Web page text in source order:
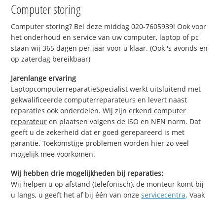
Computer storing
Computer storing? Bel deze middag 020-7605939! Ook voor
het onderhoud en service van uw computer, laptop of pc
staan wij 365 dagen per jaar voor u klaar. (Ook 's avonds en
op zaterdag bereikbaar)
Jarenlange ervaring
LaptopcomputerreparatieSpecialist werkt uitsluitend met
gekwalificeerde computerreparateurs en levert naast
reparaties ook onderdelen. Wij zijnerkend computer
reparateur en plaatsen volgens de ISO en NEN norm. Dat
geeft u de zekerheid dat er goed gerepareerd is met
garantie. Toekomstige problemen worden hier zo veel
mogelijk mee voorkomen.
Wij hebben drie mogelijkheden bij reparaties:
Wij helpen u op afstand (telefonisch), de monteur komt bij
u langs, u geeft het af bij één van onzeservicecentra. Vaak